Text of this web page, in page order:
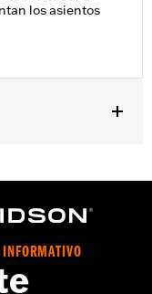
los asientos
Se requiere la
H-D®
y el hardware de
de pieza 90300030.